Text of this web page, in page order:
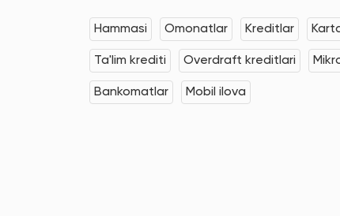
Hammasi Omonatlar Kreditlar
Ta'lim krediti Overdraft kreditlari
Bankomatlar Mobil ilova